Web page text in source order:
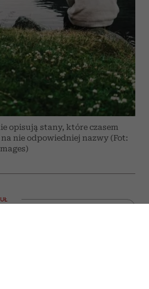
opisują stany, które czasem
nie odpowiedniej nazwy (Fot: